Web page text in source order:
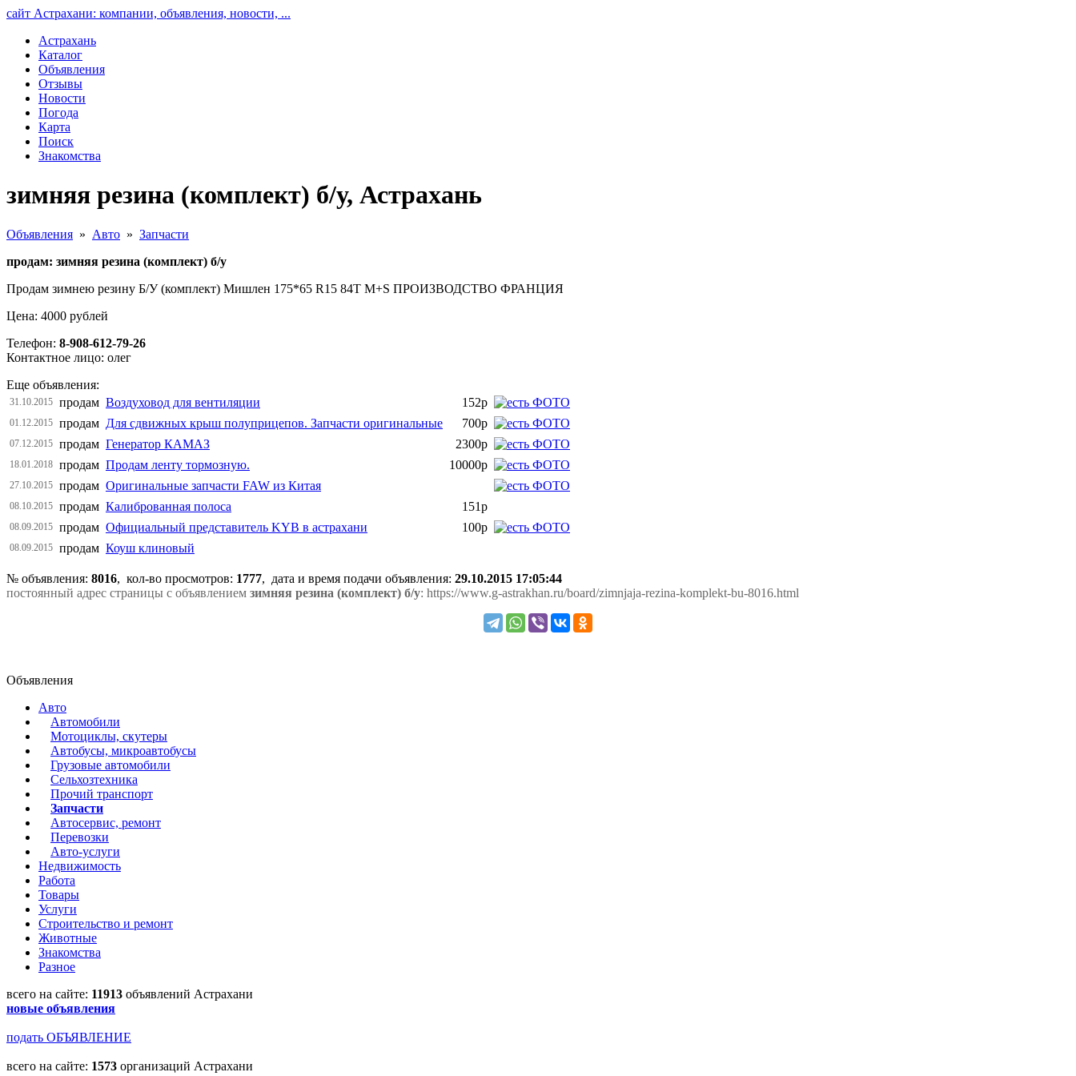
сайт Астрахани: компании, объявления, новости, ...
Астрахань
Каталог
Объявления
Отзывы
Новости
Погода
Карта
Поиск
Знакомства
зимняя резина (комплект) б/у, Астрахань
Объявления » Авто » Запчасти
продам: зимняя резина (комплект) б/у
Продам зимнею резину Б/У (комплект) Мишлен 175*65 R15 84Т М+S ПРОИЗВОДСТВО ФРАНЦИЯ
Цена: 4000 рублей
Телефон: 8-908-612-79-26
Контактное лицо: олег
Еще объявления:
31.10.2015 продам Воздуховод для вентиляции 152р
01.12.2015 продам Для сдвижных крыш полуприцепов. Запчасти оригинальные 700р
07.12.2015 продам Генератор КАМАЗ 2300р
18.01.2018 продам Продам ленту тормозную. 10000р
27.10.2015 продам Оригинальные запчасти FAW из Китая
08.10.2015 продам Калиброванная полоса 151р
08.09.2015 продам Официальный представитель KYB в астрахани 100р
08.09.2015 продам Коуш клиновый
№ объявления: 8016, кол-во просмотров: 1777, дата и время подачи объявления: 29.10.2015 17:05:44
постоянный адрес страницы с объявлением зимняя резина (комплект) б/у: https://www.g-astrakhan.ru/board/zimnjaja-rezina-komplekt-bu-8016.html
Объявления
Авто
Автомобили
Мотоциклы, скутеры
Автобусы, микроавтобусы
Грузовые автомобили
Сельхозтехника
Прочий транспорт
Запчасти
Автосервис, ремонт
Перевозки
Авто-услуги
Недвижимость
Работа
Товары
Услуги
Строительство и ремонт
Животные
Знакомства
Разное
всего на сайте: 11913 объявлений Астрахани
новые объявления
подать ОБЪЯВЛЕНИЕ
всего на сайте: 1573 организаций Астрахани